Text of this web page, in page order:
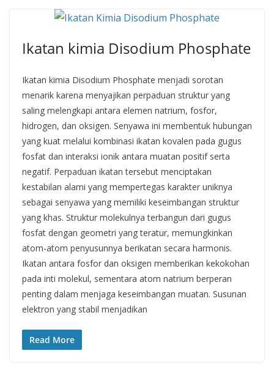
Ikatan kimia Disodium Phosphate
Ikatan kimia Disodium Phosphate menjadi sorotan
menarik karena menyajikan perpaduan struktur yang
saling melengkapi antara elemen natrium, fosfor,
hidrogen, dan oksigen. Senyawa ini membentuk hubungan
yang kuat melalui kombinasi ikatan kovalen pada gugus
fosfat dan interaksi ionik antara muatan positif serta
negatif. Perpaduan ikatan tersebut menciptakan
kestabilan alami yang mempertegas karakter uniknya
sebagai senyawa yang memiliki keseimbangan struktur
yang khas. Struktur molekulnya terbangun dari gugus
fosfat dengan geometri yang teratur, memungkinkan
atom-atom penyusunnya berikatan secara harmonis.
Ikatan antara fosfor dan oksigen memberikan kekokohan
pada inti molekul, sementara atom natrium berperan
penting dalam menjaga keseimbangan muatan. Susunan
elektron yang stabil menjadikan
Read More